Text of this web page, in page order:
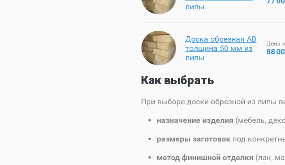
липы
Доска обрезная AB
толщина 50 мм из
липы
Цена
88
Как выбрать
При выборе доски обрезной из липы
назначение изделия (мебель,
размеры заготовок под
метод финишной отделки (лак,